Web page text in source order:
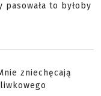
to byłoby
zniechęcają